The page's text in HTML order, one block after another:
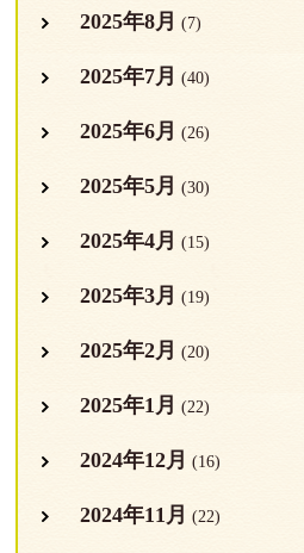
2025年8月 (7)
2025年7月 (40)
2025年6月 (26)
2025年5月 (30)
2025年4月 (15)
2025年3月 (19)
2025年2月 (20)
2025年1月 (22)
2024年12月 (16)
2024年11月 (22)